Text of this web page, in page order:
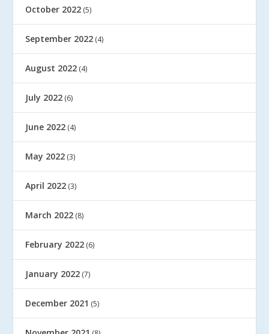
October 2022 (5)
September 2022 (4)
August 2022 (4)
July 2022 (6)
June 2022 (4)
May 2022 (3)
April 2022 (3)
March 2022 (8)
February 2022 (6)
January 2022 (7)
December 2021 (5)